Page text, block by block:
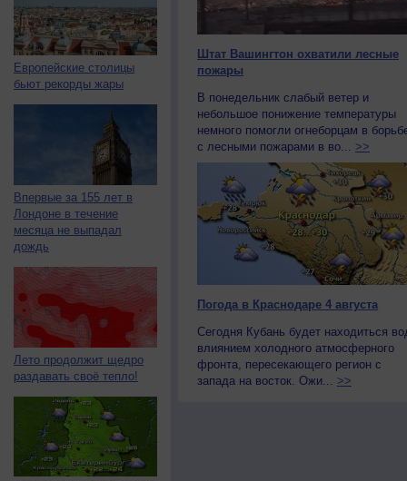
Европейские столицы
бьют рекорды жары
Впервые за 155 лет в
Лондоне в течение
месяца не выпадал
дождь
Лето продолжит щедро
раздавать своё тепло!
Штат Вашингтон охватили лесные
пожары
В понедельник слабый ветер и
небольшое понижение температуры
немного помогли огнеборцам в
с лесными пожарами в во... >>
Погода в Краснодаре 4 августа
Сегодня Кубань будет находиться
влиянием холодного атмосферного
фронта, пересекающего регион с
запада на восток. Ожи... >>